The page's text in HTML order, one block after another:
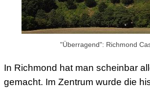
"Überragend": Richmond
In Richmond hat man scheinbar
gemacht. Im Zentrum wurde die